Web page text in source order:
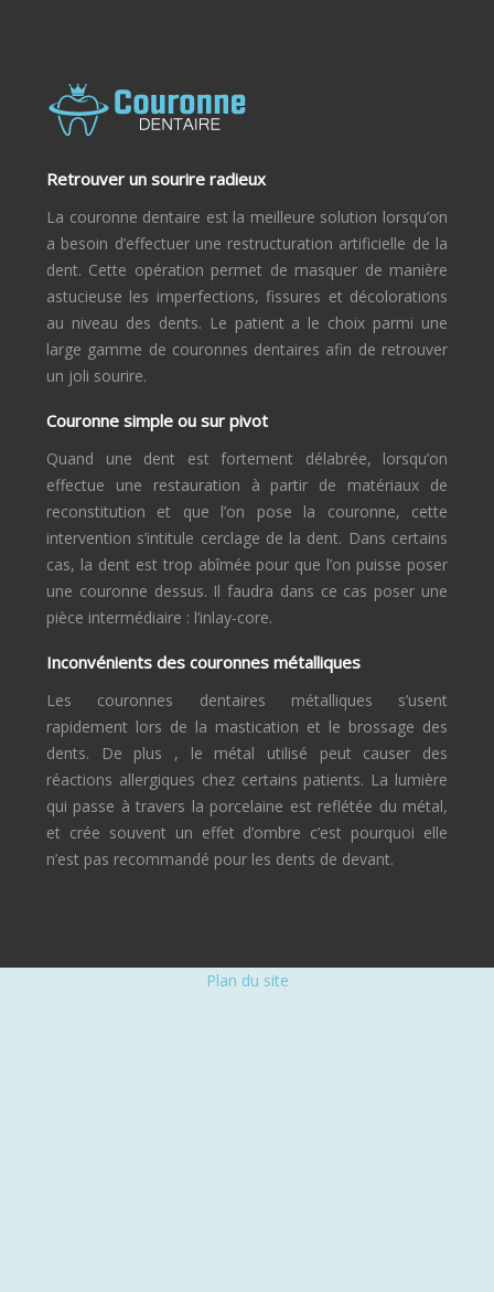
Retrouver un sourire radieux
La couronne dentaire est la meilleure solution lorsqu’on
a besoin d’effectuer une restructuration artificielle de la
dent. Cette opération permet de masquer de manière
astucieuse les imperfections, fissures et décolorations
au niveau des dents. Le patient a le choix parmi une
large gamme de couronnes dentaires afin de retrouver
un joli sourire.
Couronne simple ou sur pivot
Quand une dent est fortement délabrée, lorsqu’on
effectue une restauration à partir de matériaux de
reconstitution et que l’on pose la couronne, cette
intervention s’intitule cerclage de la dent. Dans certains
cas, la dent est trop abîmée pour que l’on puisse poser
une couronne dessus. Il faudra dans ce cas poser une
pièce intermédiaire : l’inlay-core.
Inconvénients des couronnes métalliques
Les couronnes dentaires métalliques s’usent
rapidement lors de la mastication et le brossage des
dents. De plus , le métal utilisé peut causer des
réactions allergiques chez certains patients. La lumière
qui passe à travers la porcelaine est reflétée du métal,
et crée souvent un effet d’ombre c’est pourquoi elle
n’est pas recommandé pour les dents de devant.
Plan du site